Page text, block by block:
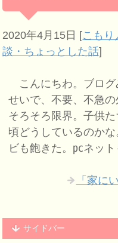
2020年4月15日 [こもり
談・ちょっとした話]
こんにちわ。ブロ
せいで、不要、不急の
そろそろ限界。子供
頃どうしているのか
ビも飽きた。㍶ネッ
「家に
サイドバー